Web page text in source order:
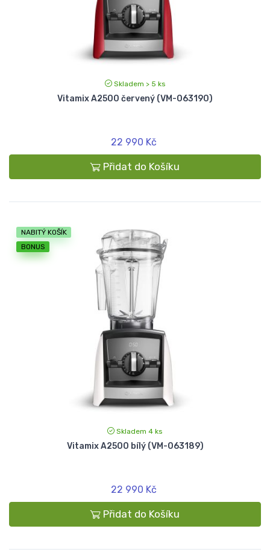
Skladem > 5 ks
Vitamix A2500 červený (VM-063190)
22 990 Kč
Přidat do Košíku
NABITÝ KOŠÍK
BONUS
Skladem 4 ks
Vitamix A2500 bílý (VM-063189)
22 990 Kč
Přidat do Košíku